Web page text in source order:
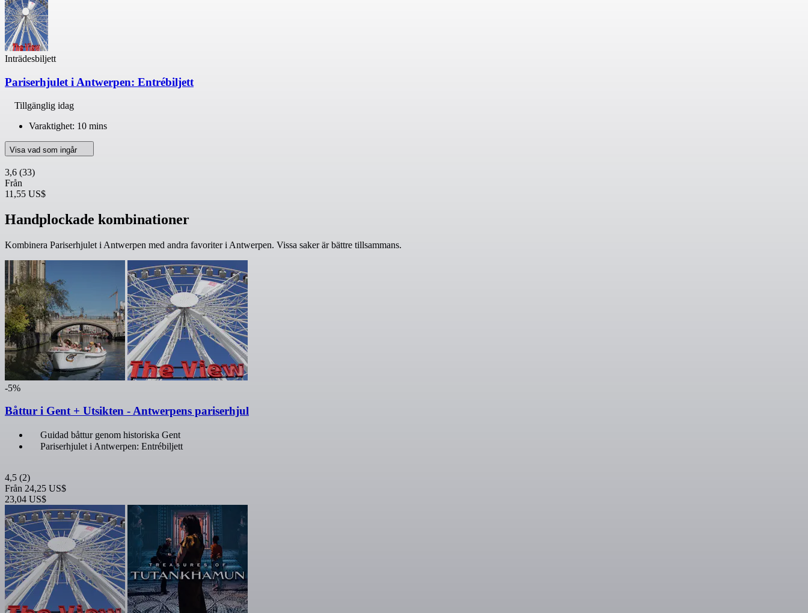
Inträdesbiljett
Pariserhjulet i Antwerpen: Entrébiljett
Tillgänglig idag
Varaktighet: 10 mins
Visa vad som ingår
3,6 (33)
Från
11,55 US$
Handplockade kombinationer
Kombinera Pariserhjulet i Antwerpen med andra favoriter i Antwerpen. Vissa saker är bättre tillsammans.
-5%
Båttur i Gent + Utsikten - Antwerpens pariserhjul
Guidad båttur genom historiska Gent
Pariserhjulet i Antwerpen: Entrébiljett
4,5 (2)
Från 24,25 US$
23,04 US$